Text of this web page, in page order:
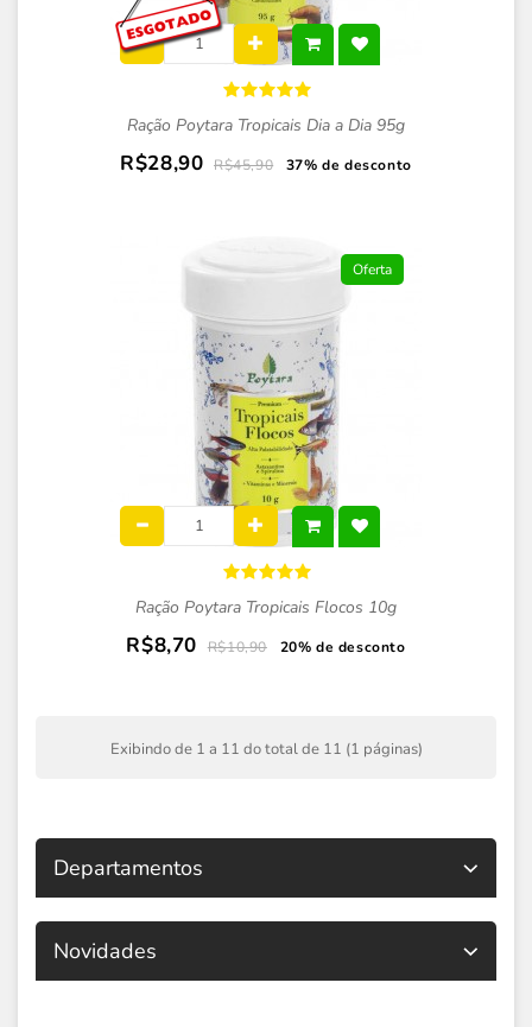
Ração Poytara Tropicais Dia a Dia 95g
R$28,90 R$45,90 37% de desconto
Oferta
Ração Poytara Tropicais Flocos 10g
R$8,70 R$10,90 20% de desconto
Exibindo de 1 a 11 do total de 11 (1 páginas)
Departamentos
Novidades